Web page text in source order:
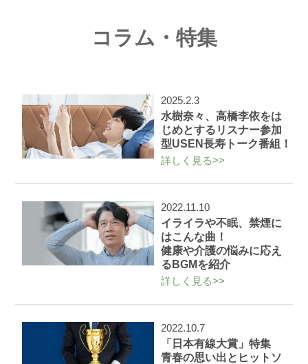
コラム・特集
2025.2.3
水樹奈々、高橋李依をは
じめとするリスナー参加
型USEN長寿トーク番組！
詳しく見る>>
2022.11.10
イライラや不眠、禁煙に
はこんな曲！
健康や介護の悩みに応え
るBGMを紹介
詳しく見る>>
2022.10.7
「日本有線大賞」特集
青春の思い出とヒットソ